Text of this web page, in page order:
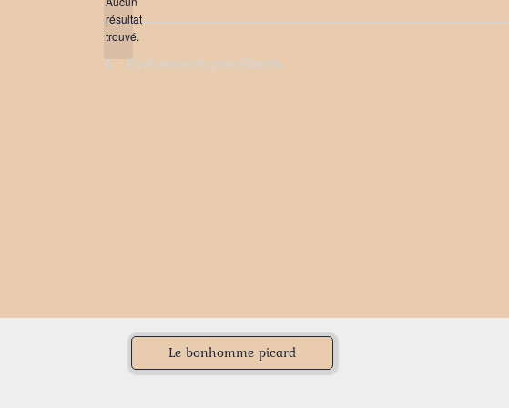
Notice
résultat
trouvé.
Évènements précédents
Le bonhomme picard